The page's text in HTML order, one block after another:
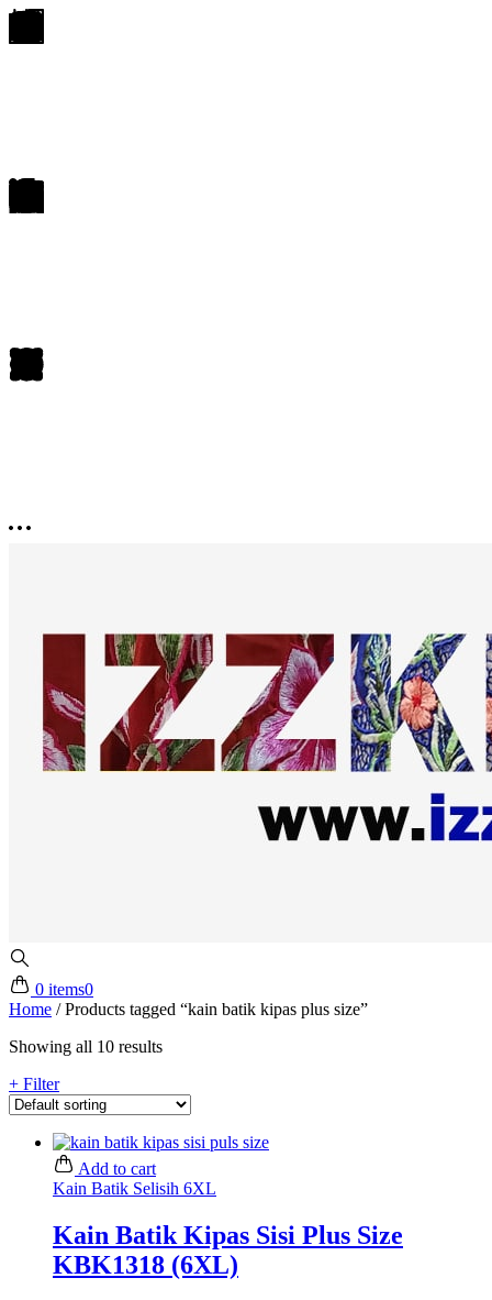
0 items0
Home /Products tagged “kain batik kipas plus size”
Showing all 10 results
+ Filter
Add to cart
Kain Batik Selisih 6XL
Kain Batik Kipas Sisi Plus Size
KBK1318 (6XL)